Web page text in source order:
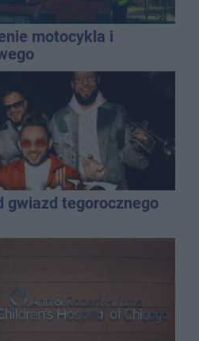
motocykla i
gwiazd tegorocznego